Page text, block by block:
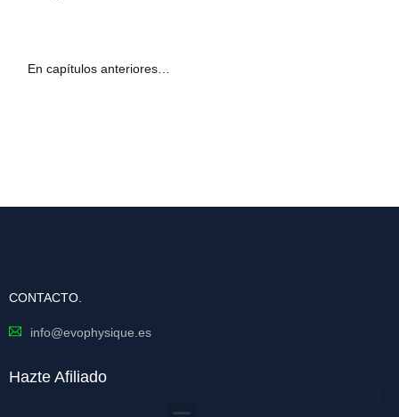
En capítulos anteriores…
CONTACTO.
info@evophysique.es
Hazte Afiliado